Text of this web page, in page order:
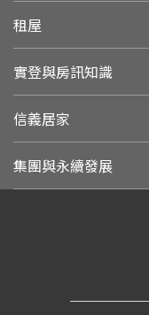
租屋
實登與房訊知識
信義居家
集團與永續發展